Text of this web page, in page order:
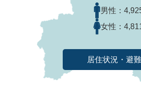
男性：
女性：
居住状況・避